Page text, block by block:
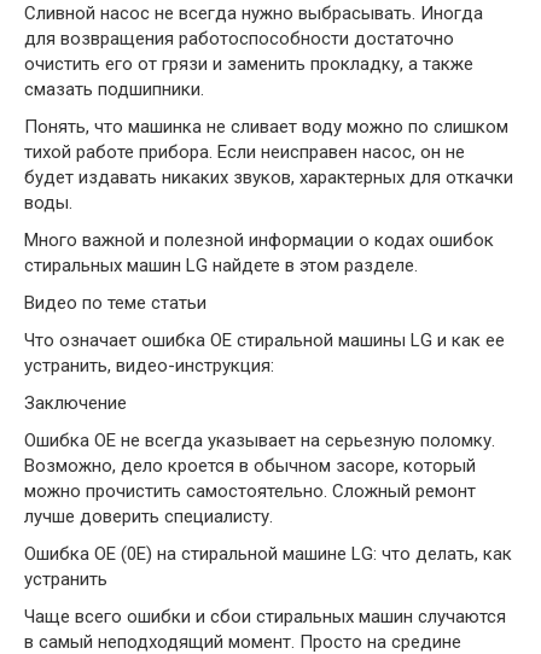
Сливной насос не всегда нужно выбрасывать. Иногда
для возвращения работоспособности достаточно
очистить его от грязи и заменить прокладку, а также
смазать подшипники.
Понять, что машинка не сливает воду можно по слишком
тихой работе прибора. Если неисправен насос, он не
будет издавать никаких звуков, характерных для откачки
воды.
Много важной и полезной информации о кодах ошибок
стиральных машин LG найдете в этом разделе.
Видео по теме статьи
Что означает ошибка OE стиральной машины LG и как ее
устранить, видео-инструкция:
Заключение
Ошибка OE не всегда указывает на серьезную поломку.
Возможно, дело кроется в обычном засоре, который
можно прочистить самостоятельно. Сложный ремонт
лучше доверить специалисту.
Ошибка OE (0E) на стиральной машине LG: что делать, как
устранить
Чаще всего ошибки и сбои стиральных машин случаются
в самый неподходящий момент. Просто на средине